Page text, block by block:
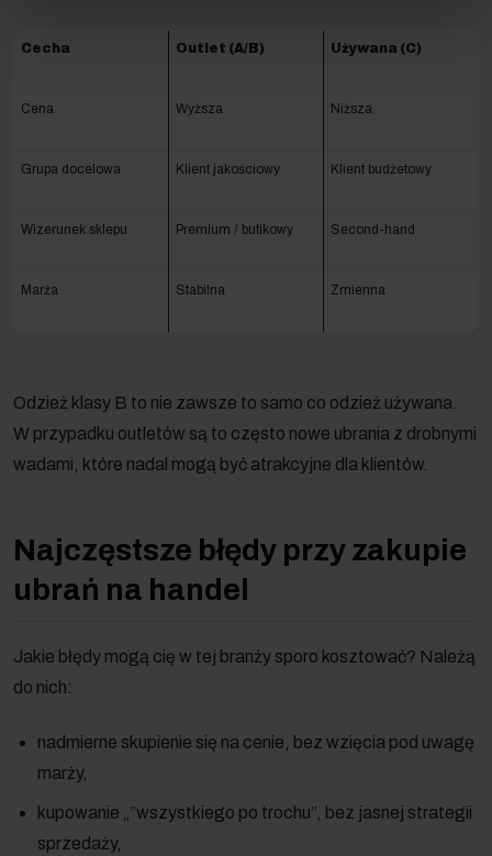
Cecha Outlet (A/B) Używana (C)
Cena Wyższa Niższa
Grupa docelowa Klient jakościowy Klient budżetowy
Wizerunek sklepu Premium / butikowy Second-hand
Marża Stabilna Zmienna
Odzież klasy B to nie zawsze to samo co odzież używana.
W przypadku outletów są to często nowe ubrania z drobnymi
wadami, które nadal mogą być atrakcyjne dla klientów.
Najczęstsze błędy przy zakupie
ubrań na handel
Jakie błędy mogą cię w tej branży sporo kosztować? Należą
do nich:
nadmierne skupienie się na cenie, bez wzięcia pod uwagę
marży,
kupowanie „”wszystkiego po trochu”, bez jasnej strategii
sprzedaży,